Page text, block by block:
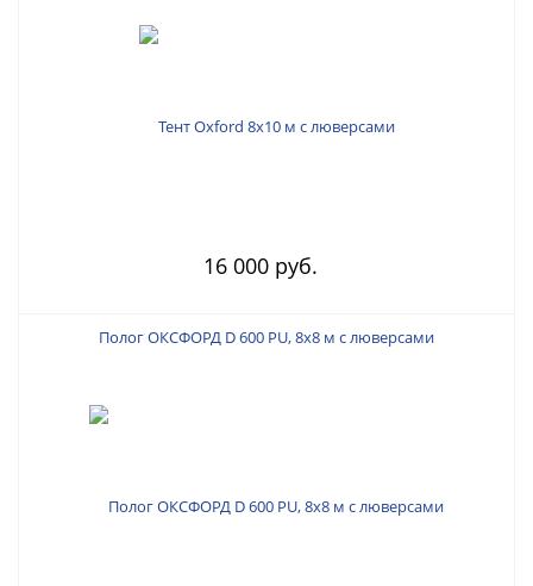
16 000 руб.
Полог ОКСФОРД D 600 PU, 8х8 м с люверсами